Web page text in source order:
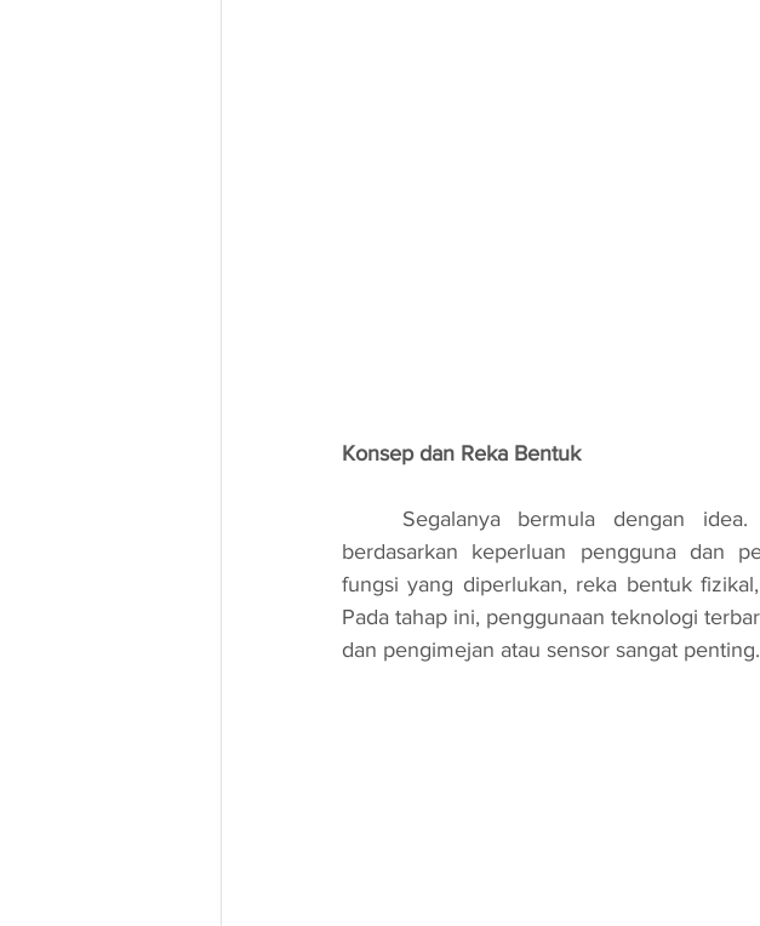
Konsep dan Reka Bentuk
berdasarkan keperluan pengguna dan
fungsi yang diperlukan, reka bentuk
Pada tahap ini, penggunaan teknologi
dan pengimejan atau sensor sangat penting.